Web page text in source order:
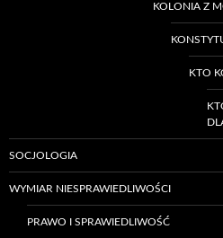
KOLONIA Z
KTO
SOCJOLOGIA
WYMIAR NIESPRAWIEDLIWOŚCI
PRAWO I SPRAWIEDLIWOŚĆ